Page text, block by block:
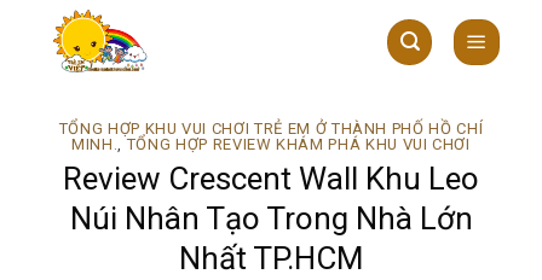
TỔNG HỢP KHU VUI CHƠI TRẺ EM Ở THÀNH PHỐ HỒ CHÍ
MINH.,TỔNG HỢP REVIEW KHÁM PHÁ KHU VUI CHƠI
Review Crescent Wall Khu Leo
Núi Nhân Tạo Trong Nhà Lớn
Nhất TP.HCM